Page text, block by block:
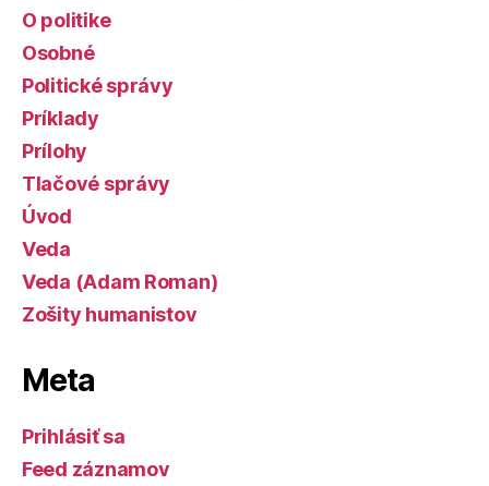
O politike
Osobné
Politické správy
Príklady
Prílohy
Tlačové správy
Úvod
Veda
Veda (Adam Roman)
Zošity humanistov
Meta
Prihlásiť sa
Feed záznamov